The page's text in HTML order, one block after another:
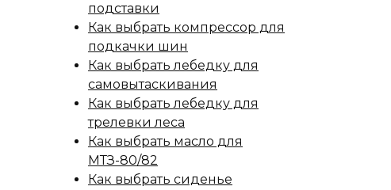
подставки
Как выбрать компрессор для
подкачки шин
Как выбрать лебедку для
самовытаскивания
Как выбрать лебедку для
трелевки леса
Как выбрать масло для
МТЗ-80/82
Как выбрать сиденье